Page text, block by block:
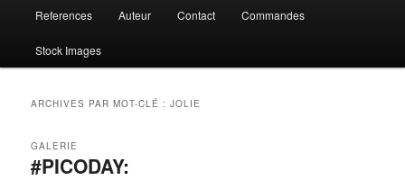
References Auteur Contact Commandes
Stock Images
ARCHIVES PAR MOT-CLÉ :JOLIE
#PICODAY:
GALERIE